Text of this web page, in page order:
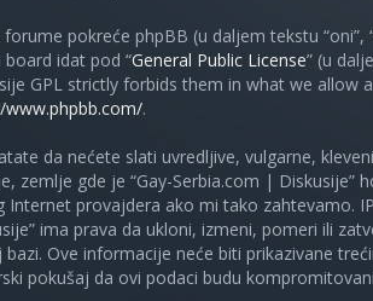
forume pokreće phpBB (u daljem tekstu “oni”,
board idat pod “General Public License” (u
GPL strictly forbids them in what we
.
da nećete slati uvredljive, vulgarne,
zemlje gde je “Gay-Serbia.com | Diskusije”
Internet provajdera ako mi tako zahtevamo.
ima prava da ukloni, izmeni, pomeri ili
bazi. Ove informacije neće biti prikazivane
pokušaj da ovi podaci budu